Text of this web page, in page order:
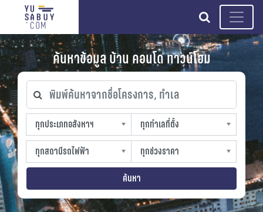
search
ค้นหาข้อมูล บ้าน คอนโด ทาวน์โฮม
พิมพ์ค้นหาจากชื่อโครงการ, ทำเล
ทุกประเภทอสังหาฯ
ทุกประเภทอสังหาฯ
sproperty
ทุกทำเลที่ตั้ง
ทุกทำเลที่ตั้ง
slocation
ทุกสถานีรถไฟฟ้า
ทุกสถานีรถไฟฟ้า
strain-station
ทุกช่วงราคา
ทุกช่วงราคา
sprice
ค้นหา